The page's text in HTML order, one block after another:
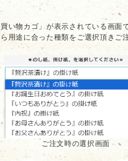
い物カゴ」が表示されている画面
用途に合った種類をご選択頂きご
ご注文時の選択画面